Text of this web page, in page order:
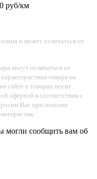
руб/км
и может отличаться от
могут отличаться от
товара на
сайте о товарах носит
офертой в соответствии с
Вас при покупке
могли сообщить вам об